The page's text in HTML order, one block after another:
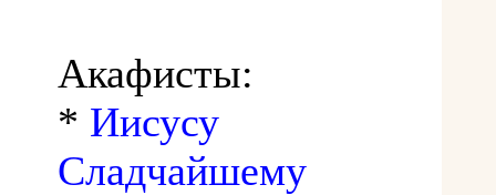
Акафисты:
* Иисусу
Сладчайшему